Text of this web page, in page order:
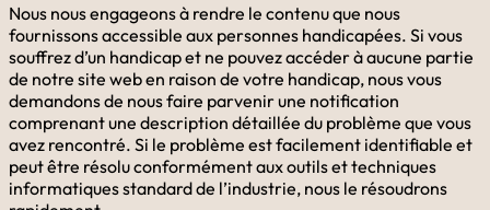
Nous nous engageons à rendre le contenu que nous
fournissons accessible aux personnes handicapées. Si vous
souffrez d’un handicap et ne pouvez accéder à aucune partie
de notre site web en raison de votre handicap, nous vous
demandons de nous faire parvenir une notification
comprenant une description détaillée du problème que vous
avez rencontré. Si le problème est facilement identifiable et
peut être résolu conformément aux outils et techniques
informatiques standard de l’industrie, nous le résoudrons